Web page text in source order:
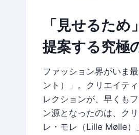
「見せるた
提案する究極
ファッション界がいま
ント）」。クリエイテ
レクションが、早くも
ン源となったのは、ク
レ・モレ（Lille Mølle）